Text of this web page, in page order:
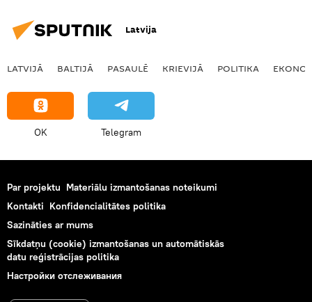
Latvija
LATVIJĀ BALTIJĀ PASAULĒ KRIEVIJĀ POLITIKA
OK Telegram
Par projektu Materiālu izmantošanas noteikumi
Kontakti Konfidencialitātes politika
Sazināties ar mums
Sīkdatņu (cookie) izmantošanas un automātiskās
datu reģistrācijas politika
Настройки отслеживания